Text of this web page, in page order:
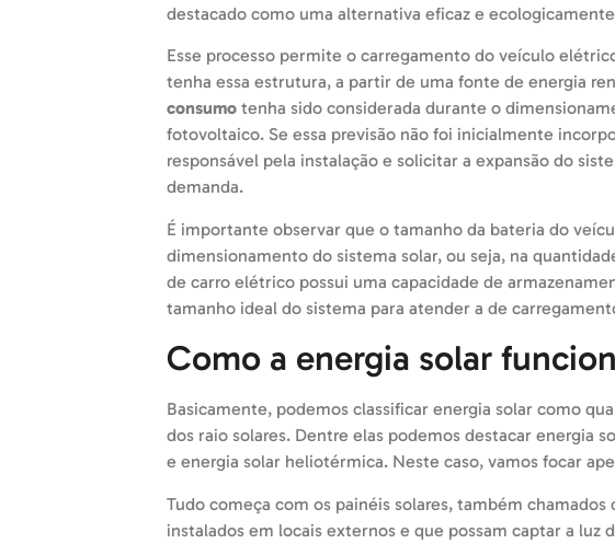
destacado como uma alternativa eficaz e
Esse processo permite o carregamento do veículo
tenha essa estrutura, a partir de uma fonte de energia
consumo tenha sido considerada durante o
fotovoltaico. Se essa previsão não foi inicialmente
responsável pela instalação e solicitar a expansão do
demanda.
É importante observar que o tamanho da bateria do
dimensionamento do sistema solar, ou seja, na
de carro elétrico possui uma capacidade de
tamanho ideal do sistema para atender a de
Como a energia solar
Basicamente, podemos classificar energia solar como
dos raio solares. Dentre elas podemos destacar energia
e energia solar heliotérmica. Neste caso, vamos focar
Tudo começa com os painéis solares, também
instalados em locais externos e que possam captar a luz